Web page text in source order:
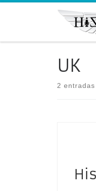
Saltar al contenido
UK
2 entradas